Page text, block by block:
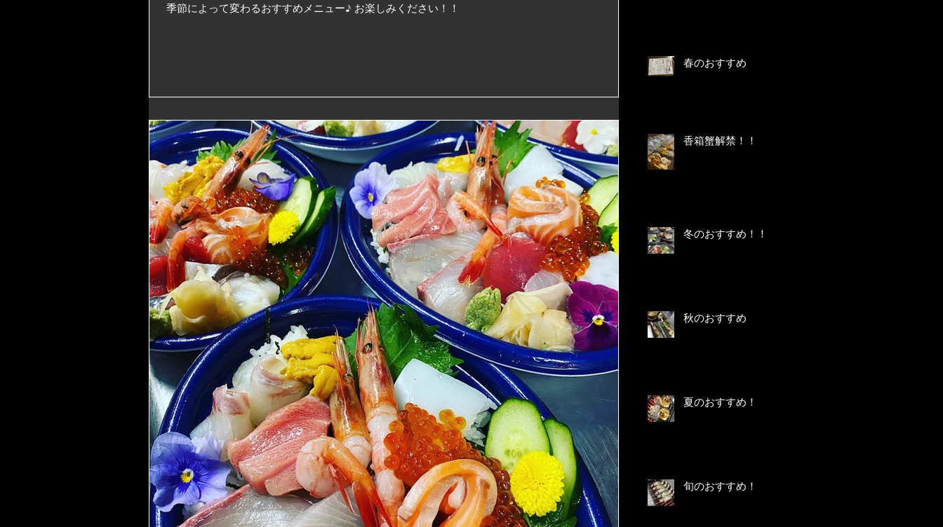
季節によって変わるおすすめメニュー♪ お楽しみください！！
春のおすすめ
香箱蟹解禁！！
冬のおすすめ！！
秋のおすすめ
夏のおすすめ！
旬のおすすめ！